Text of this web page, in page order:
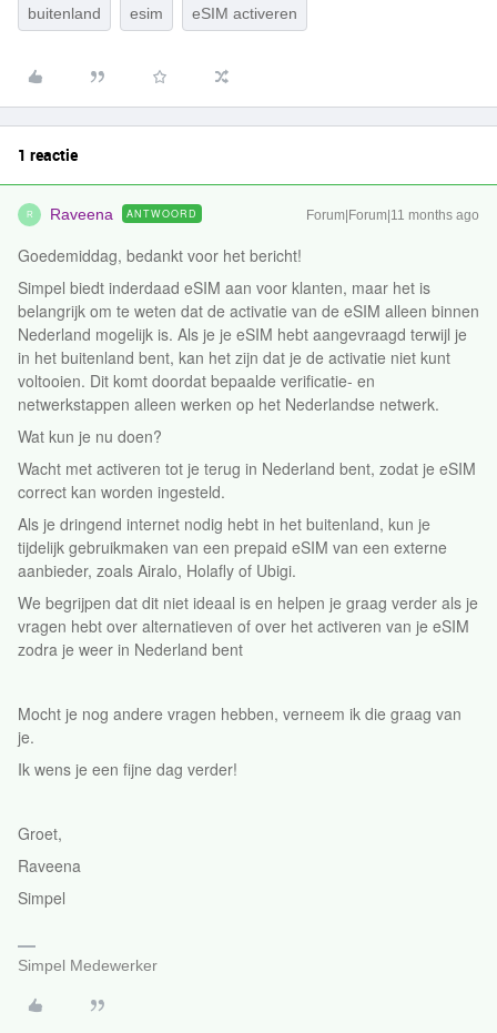
buitenland esim eSIM activeren
1 reactie
R Raveena ANTWOORD Forum|Forum|11 months ago
Goedemiddag, bedankt voor het bericht!
Simpel biedt inderdaad eSIM aan voor klanten, maar het is
belangrijk om te weten dat de activatie van de eSIM alleen binnen
Nederland mogelijk is. Als je je eSIM hebt aangevraagd terwijl je
in het buitenland bent, kan het zijn dat je de activatie niet kunt
voltooien. Dit komt doordat bepaalde verificatie- en
netwerkstappen alleen werken op het Nederlandse netwerk.
Wat kun je nu doen?
Wacht met activeren tot je terug in Nederland bent, zodat je eSIM
correct kan worden ingesteld.
Als je dringend internet nodig hebt in het buitenland, kun je
tijdelijk gebruikmaken van een prepaid eSIM van een externe
aanbieder, zoals Airalo, Holafly of Ubigi.
We begrijpen dat dit niet ideaal is en helpen je graag verder als je
vragen hebt over alternatieven of over het activeren van je eSIM
zodra je weer in Nederland bent
Mocht je nog andere vragen hebben, verneem ik die graag van
je.
Ik wens je een fijne dag verder!
Groet,
Raveena
Simpel
Simpel Medewerker